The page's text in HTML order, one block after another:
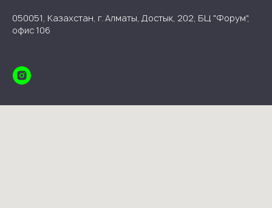
050051, Казахстан, г. Алматы, Достык, 202, БЦ "Форум",
офис 106